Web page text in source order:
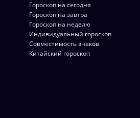
Гороскоп на сегодня
Гороскоп на завтра
Гороскоп на неделю
Индивидуальный гороскоп
Совместимость знаков
Китайский гороскоп